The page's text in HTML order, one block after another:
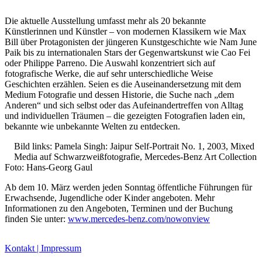
Buchtipps von Prof. Uli Rothfuss
Buchbesprechungen von Harald Schwiers
Haralds Streifzüge
Hörtipps von Harald Schwiers
Kunstausflüge mit Sigrid Balke
Buchtipps von Uli Rothfuss
Hausbesuche
Die aktuelle Ausstellung umfasst mehr als 20 bekannte
Künstlerinnen und Künstler – von modernen Klassikern wie Max
Bill über Protagonisten der jüngeren Kunstgeschichte wie Nam June
Paik bis zu internationalen Stars der Gegenwartskunst wie Cao Fei
oder Philippe Parreno. Die Auswahl konzentriert sich auf
fotografische Werke, die auf sehr unterschiedliche Weise
Geschichten erzählen. Seien es die Auseinandersetzung mit dem
Medium Fotografie und dessen Historie, die Suche nach „dem
Anderen“ und sich selbst oder das Aufeinandertreffen von Alltag
und individuellen Träumen – die gezeigten Fotografien laden ein,
bekannte wie unbekannte Welten zu entdecken.
Bild links: Pamela Singh: Jaipur Self-Portrait No. 1, 2003, Mixed
Media auf Schwarzweißfotografie, Mercedes-Benz Art Collection
Foto: Hans-Georg Gaul
Ab dem 10. März werden jeden Sonntag öffentliche Führungen für
Erwachsende, Jugendliche oder Kinder angeboten. Mehr
Informationen zu den Angeboten, Terminen und der Buchung
finden Sie unter: www.mercedes-benz.com/nowonview
Kontakt | Impressum